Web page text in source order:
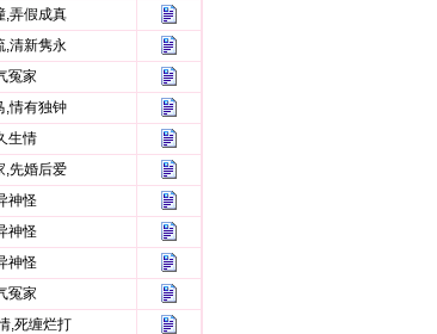
,弄假成真
,清新隽永
冤家
,情有独钟
生情
,先婚后爱
神怪
神怪
神怪
冤家
,死缠烂打